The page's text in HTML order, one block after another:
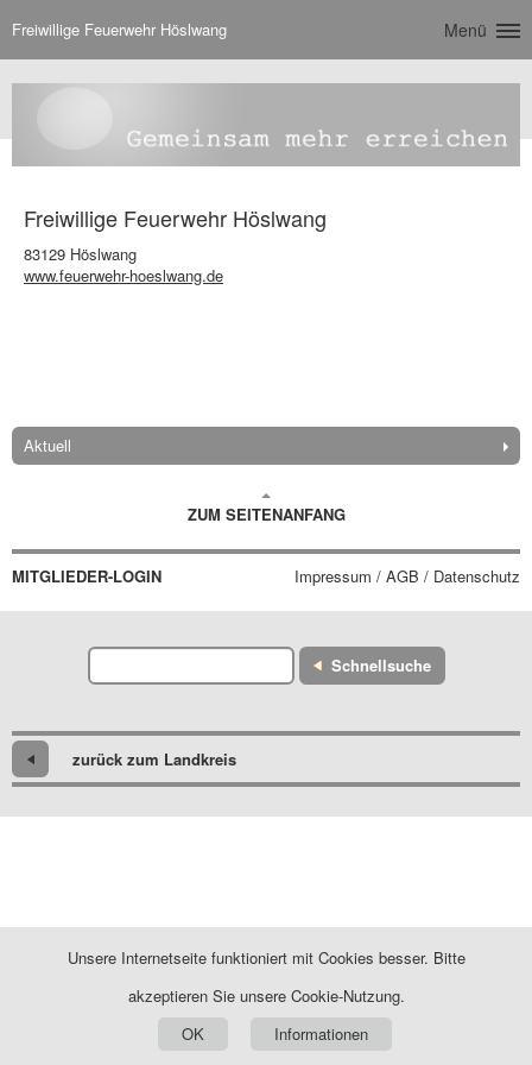
Freiwillige Feuerwehr Höslwang Menü
Freiwillige Feuerwehr Höslwang
83129 Höslwang
www.feuerwehr-hoeslwang.de
Aktuell
ZUM SEITENANFANG
MITGLIEDER-LOGIN Impressum / AGB / Datenschutz
Schnellsuche
zurück zum Landkreis
Unsere Internetseite funktioniert mit Cookies besser. Bitte
akzeptieren Sie unsere Cookie-Nutzung.
OK
Informationen